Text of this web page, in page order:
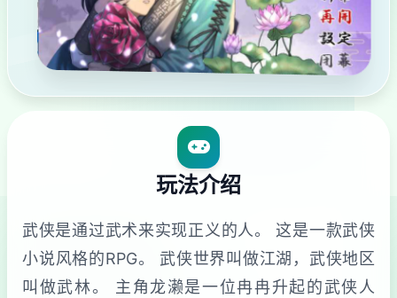
玩法介绍
武侠是通过武术来实现正义的人。 这是一款武侠
小说风格的RPG。 武侠世界叫做江湖，武侠地区
叫做武林。 主角龙濑是一位冉冉升起的武侠人